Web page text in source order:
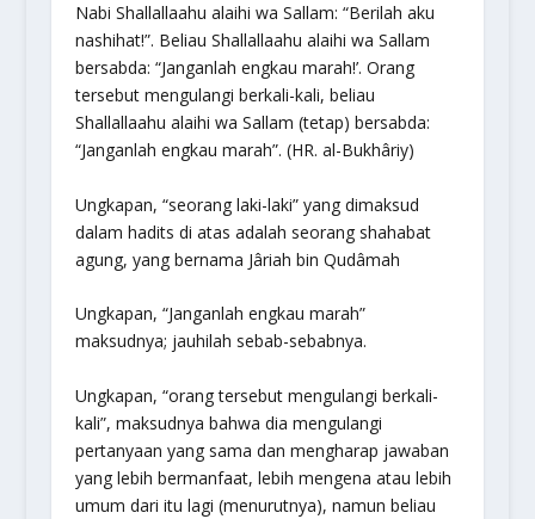
Nabi Shallallaahu alaihi wa Sallam: “Berilah aku
nashihat!”. Beliau Shallallaahu alaihi wa Sallam
bersabda: “Janganlah engkau marah!’. Orang
tersebut mengulangi berkali-kali, beliau
Shallallaahu alaihi wa Sallam (tetap) bersabda:
“Janganlah engkau marah”. (HR. al-Bukhâriy)
Ungkapan, “seorang laki-laki” yang dimaksud
dalam hadits di atas adalah seorang shahabat
agung, yang bernama Jâriah bin Qudâmah
Ungkapan, “Janganlah engkau marah”
maksudnya; jauhilah sebab-sebabnya.
Ungkapan, “orang tersebut mengulangi berkali-
kali”, maksudnya bahwa dia mengulangi
pertanyaan yang sama dan mengharap jawaban
yang lebih bermanfaat, lebih mengena atau lebih
umum dari itu lagi (menurutnya), namun beliau